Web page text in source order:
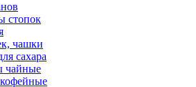
стопок
чашки
сахара
чайные